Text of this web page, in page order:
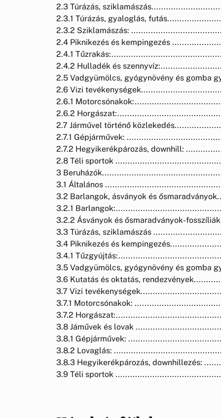
2.3 Túrázás,
2.3.1 Túrázás, gyaloglás,
2.3.2 Sziklamászás:
2.4 Piknikezés és kempingezés
2.4.1
2.4.2 Hulladék és
2.5 Vadgyümölcs, gyógynövény és gomba
2.6 Vizi
2.6.1
2.6.2
2.7 Járművel történő
2.7.1 Gépjárművek:
2.7.2 Hegyikerékpározás, downhill:
2.8 Téli sportok
3
3.1 Általános
3.2 Barlangok, ásványok és
3.2.1
3.2.2 Ásványok és ősmaradványok-
3.3 Túrázás, sziklamászás
3.4 Piknikezés és
3.4.1
3.5 Vadgyümölcs, gyógynövény és gomba
3.6 Kutatás és oktatás,
3.7 Vizi
3.7.1 Motorcsónakok:
3.7.2
3.8 Jáművek és lovak
3.8.1 Gépjárművek:
3.8.2 Lovaglás:
3.8.3 Hegyikerékpározás, downhillezés:
3.9 Téli sportok